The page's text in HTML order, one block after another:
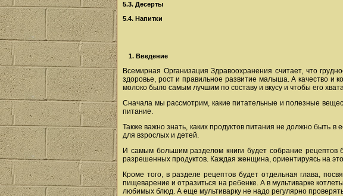
5.3. Десерты
5.4. Напитки
1. Введение
Всемирная Организация Здравоохранения считает, что
здоровье, рост и правильное развитие малыша. А качество и
молоко было самым лучшим по составу и вкусу и чтобы его
Сначала мы рассмотрим, какие питательные и полезные
питание.
Также важно знать, каких продуктов питания не должно быть
для взрослых и детей.
И самым большим разделом книги будет собрание
разрешенных продуктов. Каждая женщина, ориентируясь на
Кроме того, в разделе рецептов будет отдельная глава,
пищеварение и отразиться на ребенке. А в мультиварке
любимых блюд. А еще мультиварку не надо регулярно